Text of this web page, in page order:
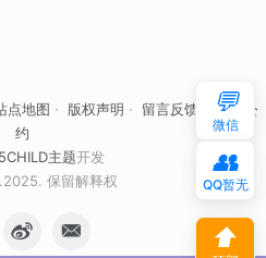
点地图 · 版权声明 · 留言反馈
自律公
约
主题开发
保留解释权
💬
微信
👥
QQ暂无
⬆